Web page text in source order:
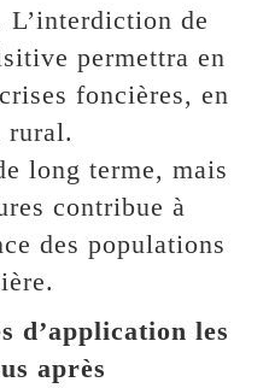
de
permettra en
foncières, en
rural.
long terme, mais
contribue à
des populations
d’application les
après